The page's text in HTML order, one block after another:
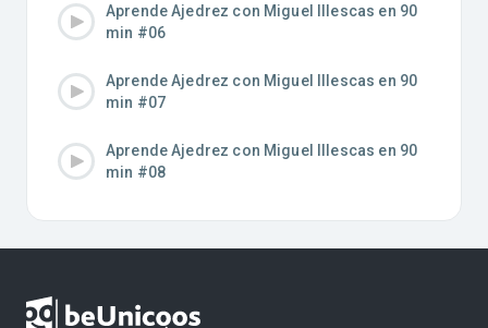
Aprende Ajedrez con Miguel Illescas en 90
min #06
Aprende Ajedrez con Miguel Illescas en 90
min #07
Aprende Ajedrez con Miguel Illescas en 90
min #08